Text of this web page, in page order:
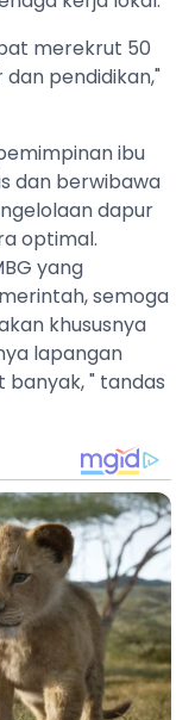
merekrut 50
pendidikan,"
ibu
dan berwibawa
dapur
optimal.
yang
semoga
khususnya
lapangan
" tandas